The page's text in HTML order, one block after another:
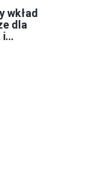
wkład
dla
i